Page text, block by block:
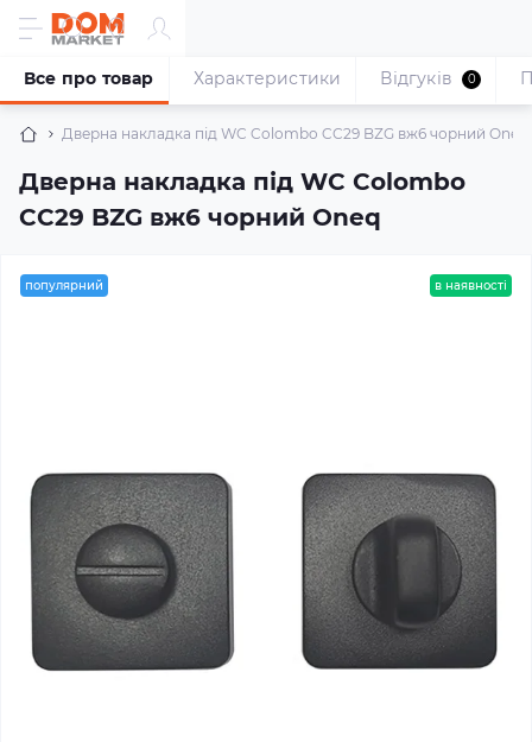
Дверна накладка під WC Colombo CC29 BZG вж6 чорний Oneq
Дверна накладка під WC Colombo
CC29 BZG вж6 чорний Oneq
Все про товар Характеристики Відгуків 0
популярний в наявності